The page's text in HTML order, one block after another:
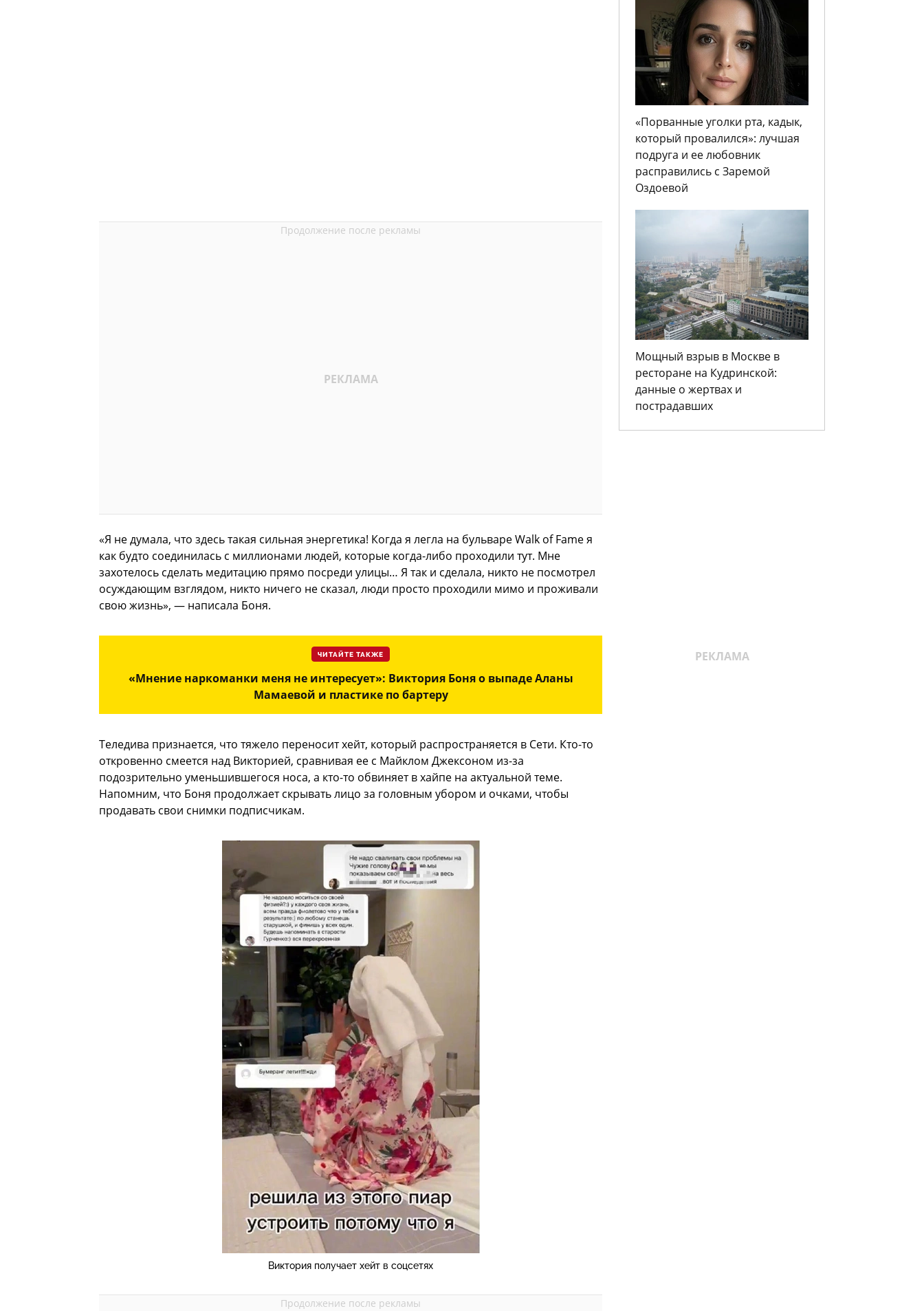
«Я не думала, что здесь такая сильная энергетика! Когда я легла на бульваре Walk of Fame я
как будто соединилась с миллионами людей, которые когда-либо проходили тут. Мне
захотелось сделать медитацию прямо посреди улицы… Я так и сделала, никто не посмотрел
осуждающим взглядом, никто ничего не сказал, люди просто проходили мимо и проживали
свою жизнь», — написала Боня.
ЧИТАЙТЕ ТАКЖЕ
«Мнение наркоманки меня не интересует»: Виктория Боня о выпаде Аланы
Мамаевой и пластике по бартеру
Теледива признается, что тяжело переносит хейт, который распространяется в Сети. Кто-то
откровенно смеется над Викторией, сравнивая ее с Майклом Джексоном из-за
подозрительно уменьшившегося носа, а кто-то обвиняет в хайпе на актуальной теме.
Напомним, что Боня продолжает скрывать лицо за головным убором и очками, чтобы
продавать свои снимки подписчикам.
Виктория получает хейт в соцсетях
«Порванные уголки рта, кадык,
который провалился»: лучшая
подруга и ее любовник
расправились с Заремой
Оздоевой
Мощный взрыв в Москве в
ресторане на Кудринской:
данные о жертвах и
пострадавших